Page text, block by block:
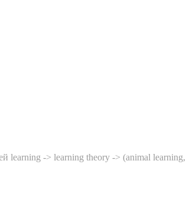
learning -> learning theory -> (animal learning,